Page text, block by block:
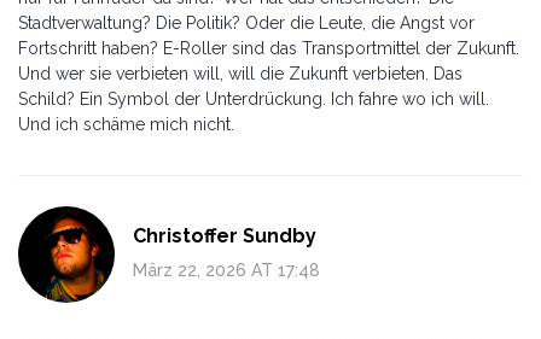
Stadtverwaltung? Die Politik? Oder die Leute, die Angst vor
Fortschritt haben? E-Roller sind das Transportmittel der Zukunft.
Und wer sie verbieten will, will die Zukunft verbieten. Das
Schild? Ein Symbol der Unterdrückung. Ich fahre wo ich will.
Und ich schäme mich nicht.
Christoffer Sundby
März 22, 2026 AT 17:48